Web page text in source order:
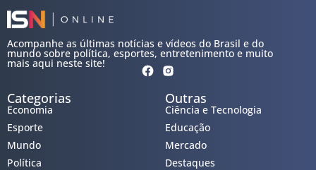
Acompanhe as últimas notícias e vídeos do Brasil e do
mundo sobre política, esportes, entretenimento e muito
mais aqui neste site!
Categorias
Economia
Esporte
Mundo
Política
Outras
Ciência e Tecnologia
Educação
Mercado
Destaques